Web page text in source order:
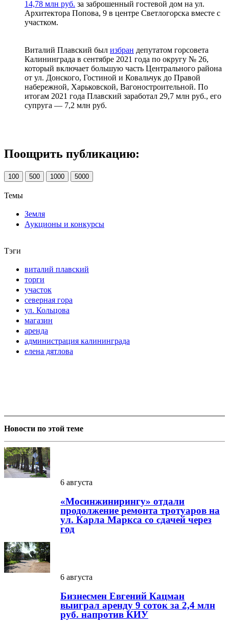
14,78 млн руб. за заброшенный гостевой дом на ул.
Архитектора Попова, 9 в центре Светлогорска вместе с
участком.
Виталий Плавский был избран депутатом горсовета
Калининграда в сентябре 2021 года по округу № 26,
который включает большую часть Центрального района
от ул. Донского, Гостиной и Ковальчук до Правой
набережной, Харьковской, Вагоностроительной. По
итогам 2021 года Плавский заработал 29,7 млн руб., его
супруга — 7,2 млн руб.
Поощрить публикацию:
100 500 1000 5000
Темы
Земля
Аукционы и конкурсы
Тэги
виталий плавский
торги
участок
северная гора
ул. Кольцова
магазин
аренда
администрация калининграда
елена дятлова
Новости по этой теме
6 августа
«Мосинжинирингу» отдали
продолжение ремонта тротуаров на
ул. Карла Маркса со сдачей через
год
6 августа
Бизнесмен Евгений Кацман
выиграл аренду 9 соток за 2,4 млн
руб. напротив КИУ